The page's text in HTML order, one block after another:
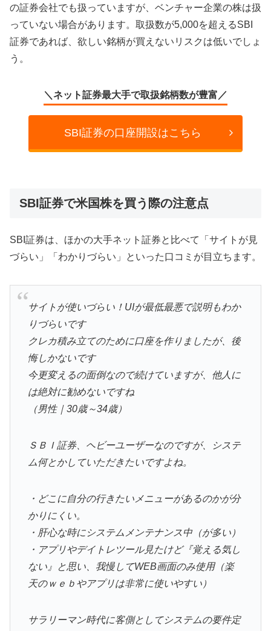
の証券会社でも扱っていますが、ベンチャー企業の株は扱
っていない場合があります。取扱数が5,000を超えるSBI
証券であれば、欲しい銘柄が買えないリスクは低いでしょ
う。
＼ネット証券最大手で取扱銘柄数が豊富／
SBI証券の口座開設はこちら
SBI証券で米国株を買う際の注意点
SBI証券は、ほかの大手ネット証券と比べて「サイトが見
づらい」「わかりづらい」といった口コミが目立ちます。
サイトが使いづらい！UIが最低最悪で説明もわか
りづらいです
クレカ積み立てのために口座を作りましたが、後
悔しかないです
今更変えるの面倒なので続けていますが、他人に
は絶対に勧めないですね
（男性｜30歳～34歳）
ＳＢＩ証券、ヘビーユーザーなのですが、システ
ム何とかしていただきたいですよね。
・どこに自分の行きたいメニューがあるのかが分
かりにくい。
・肝心な時にシステムメンテナンス中（が多い）
・アプリやデイトレツール見たけど『覚える気し
ない』と思い、我慢してWEB画面のみ使用（楽
天のｗｅｂやアプリは非常に使いやすい）
サラリーマン時代に客側としてシステムの要件定